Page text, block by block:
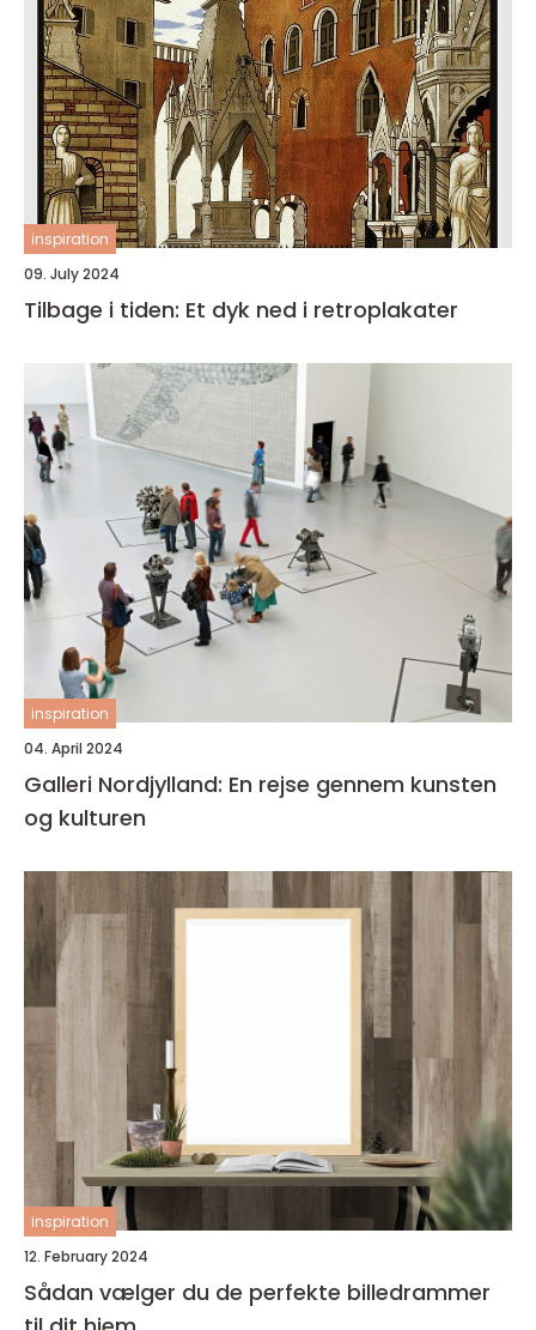
inspiration
09. July 2024
Tilbage i tiden: Et dyk ned i retroplakater
inspiration
04. April 2024
Galleri Nordjylland: En rejse gennem kunsten
og kulturen
inspiration
12. February 2024
Sådan vælger du de perfekte billedrammer